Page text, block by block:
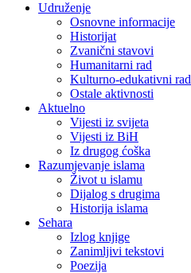
Udruženje
Osnovne informacije
Historijat
Zvanični stavovi
Humanitarni rad
Kulturno-edukativni rad
Ostale aktivnosti
Aktuelno
Vijesti iz svijeta
Vijesti iz BiH
Iz drugog ćoška
Razumjevanje islama
Život u islamu
Dijalog s drugima
Historija islama
Sehara
Izlog knjige
Zanimljivi tekstovi
Poezija